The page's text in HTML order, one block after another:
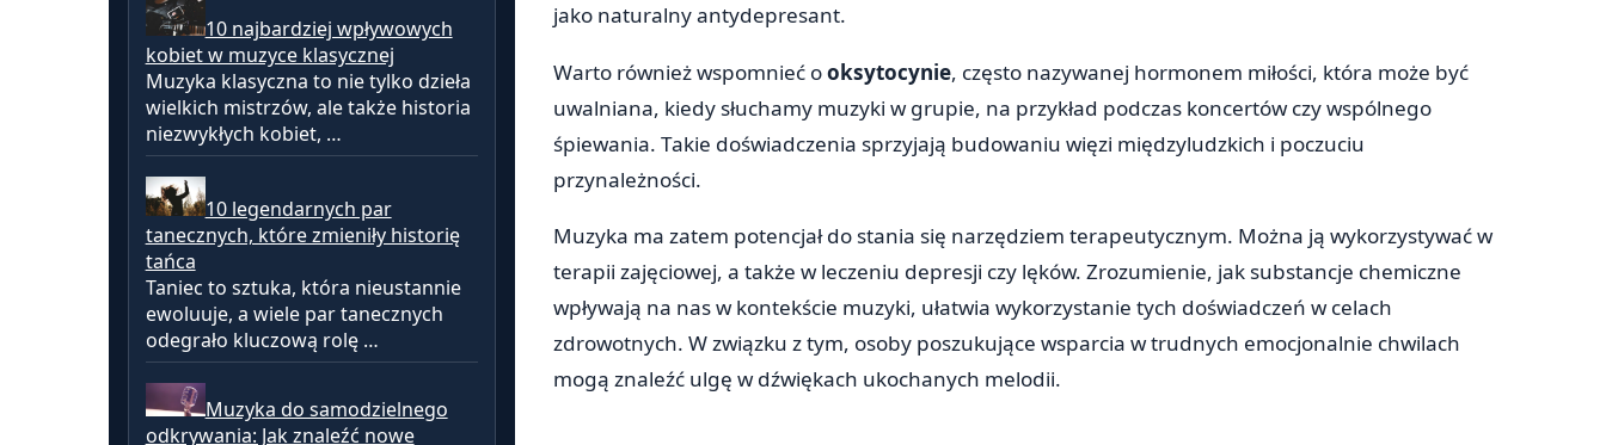
10 najbardziej wpływowych
kobiet w muzyce klasycznej
Muzyka klasyczna to nie tylko dzieła
wielkich mistrzów, ale także historia
niezwykłych kobiet, …
10 legendarnych par
tanecznych, które zmieniły historię
tańca
Taniec to sztuka, która nieustannie
ewoluuje, a wiele par tanecznych
odegrało kluczową rolę …
Muzyka do samodzielnego
odkrywania: Jak znaleźć nowe
jako naturalny antydepresant.
Warto również wspomnieć ooksytocynie, często nazywanej hormonem miłości, która może być
uwalniana, kiedy słuchamy muzyki w grupie, na przykład podczas koncertów czy wspólnego
śpiewania. Takie doświadczenia sprzyjają budowaniu więzi międzyludzkich i poczuciu
przynależności.
Muzyka ma zatem potencjał do stania się narzędziem terapeutycznym. Można ją wykorzystywać w
terapii zajęciowej, a także w leczeniu depresji czy lęków. Zrozumienie, jak substancje chemiczne
wpływają na nas w kontekście muzyki, ułatwia wykorzystanie tych doświadczeń w celach
zdrowotnych. W związku z tym, osoby poszukujące wsparcia w trudnych emocjonalnie chwilach
mogą znaleźć ulgę w dźwiękach ukochanych melodii.